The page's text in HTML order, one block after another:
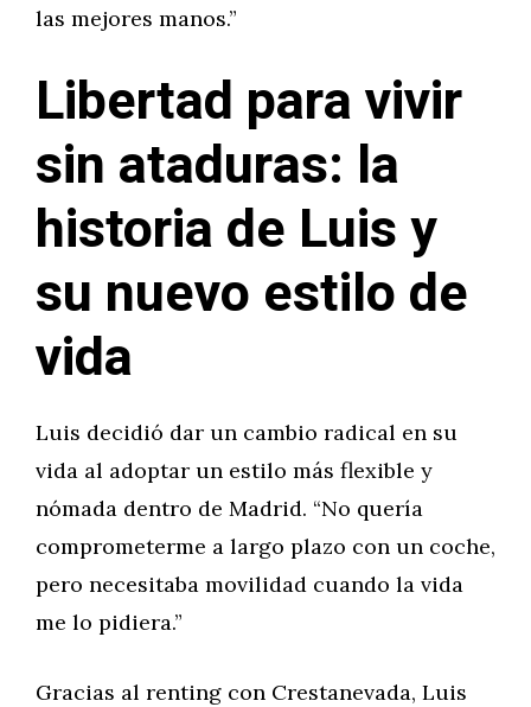
las mejores manos.”
Libertad para vivir
sin ataduras: la
historia de Luis y
su nuevo estilo de
vida
Luis decidió dar un cambio radical en su
vida al adoptar un estilo más flexible y
nómada dentro de Madrid. “No quería
comprometerme a largo plazo con un coche,
pero necesitaba movilidad cuando la vida
me lo pidiera.”
Gracias al renting con Crestanevada, Luis